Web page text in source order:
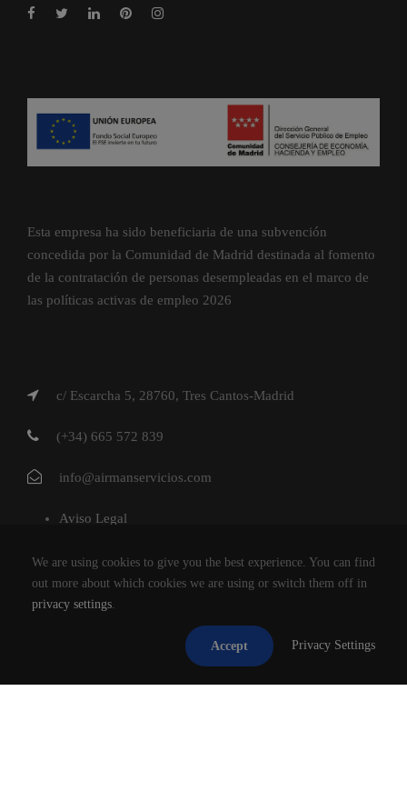
Esta empresa ha sido beneficiaria de una subvención
concedida por la Comunidad de Madrid destinada al fomento
de la contratación de personas desempleadas en el marco de
las políticas activas de empleo 2026
c/ Escarcha 5, 28760, Tres Cantos-Madrid
(+34) 665 572 839
info@airmanservicios.com
Aviso Legal
Política de Cookies
AIRMAN SERVICIOS DE RESTAURACION S.L.
TODOS LOS DERECHOS RESERVADOS.
We are using cookies to give you the best experience. You can find
out more about which cookies we are using or switch them off in
privacy settings.
Accept Privacy Settings